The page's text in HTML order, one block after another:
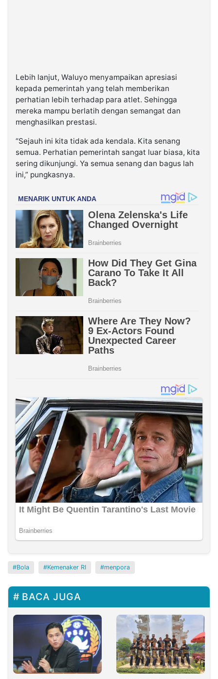
Lebih lanjut, Waluyo menyampaikan apresiasi
kepada pemerintah yang telah memberikan
perhatian lebih terhadap para atlet. Sehingga
mereka mampu berlatih dengan semangat dan
menghasilkan prestasi.
“Sejauh ini kita tidak ada kendala. Kita senang
semua. Perhatian pemerintah sangat luar biasa, kita
sering dikunjungi. Ya semua senang dan bagus lah
ini,” pungkasnya.
Bola Kemenaker RI menpora
BACA JUGA